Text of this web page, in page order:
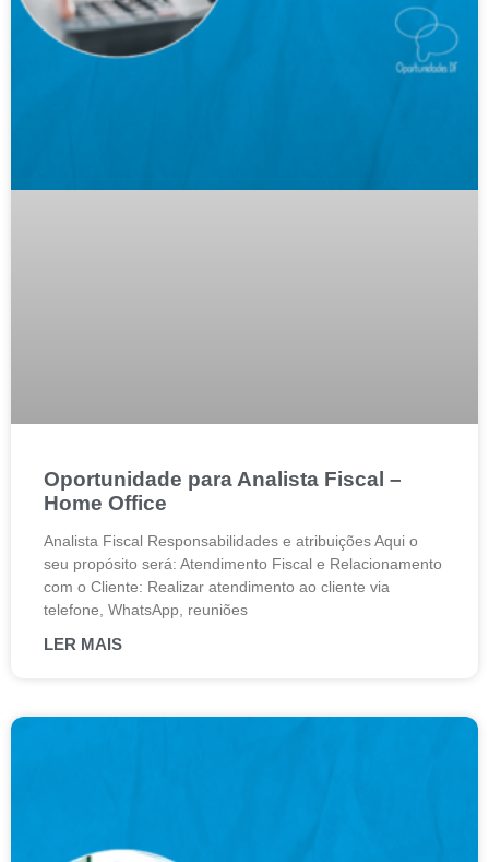
Oportunidade para Analista Fiscal –
Home Office
Analista Fiscal Responsabilidades e atribuições Aqui o
seu propósito será: Atendimento Fiscal e Relacionamento
com o Cliente: Realizar atendimento ao cliente via
telefone, WhatsApp, reuniões
LER MAIS